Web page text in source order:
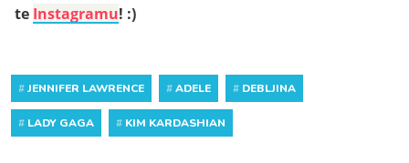
te Instagramu! :)
#JENNIFER LAWRENCE #ADELE # DEBLJINA
# LADY GAGA # KIM KARDASHIAN